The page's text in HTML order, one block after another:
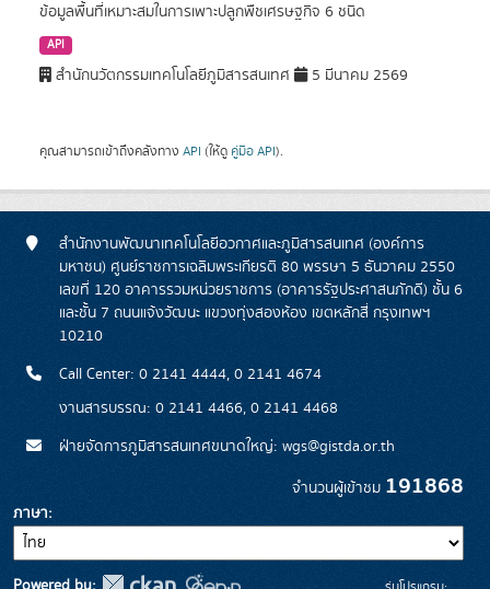
ข้อมูลพื้นที่เหมาะสมในการเพาะปลูกพืชเศรษฐกิจ 6 ชนิด
API
สำนักนวัตกรรมเทคโนโลยีภูมิสารสนเทศ 5 มีนาคม 2569
คุณสามารถเข้าถึงคลังทาง API (ให้ดู คู่มือ API).
สำนักงานพัฒนาเทคโนโลยีอวกาศและภูมิสารสนเทศ (องค์การ
มหาชน) ศูนย์ราชการเฉลิมพระเกียรติ 80 พรรษา 5 ธันวาคม 2550
เลขที่ 120 อาคารรวมหน่วยราชการ (อาคารรัฐประศาสนภักดี) ชั้น 6
และชั้น 7 ถนนแจ้งวัฒนะ แขวงทุ่งสองห้อง เขตหลักสี่ กรุงเทพฯ
10210
Call Center: 0 2141 4444, 0 2141 4674
งานสารบรรณ: 0 2141 4466, 0 2141 4468
ฝ่ายจัดการภูมิสารสนเทศขนาดใหญ่: wgs@gistda.or.th
จำนวนผู้เข้าชม 191868
ภาษา